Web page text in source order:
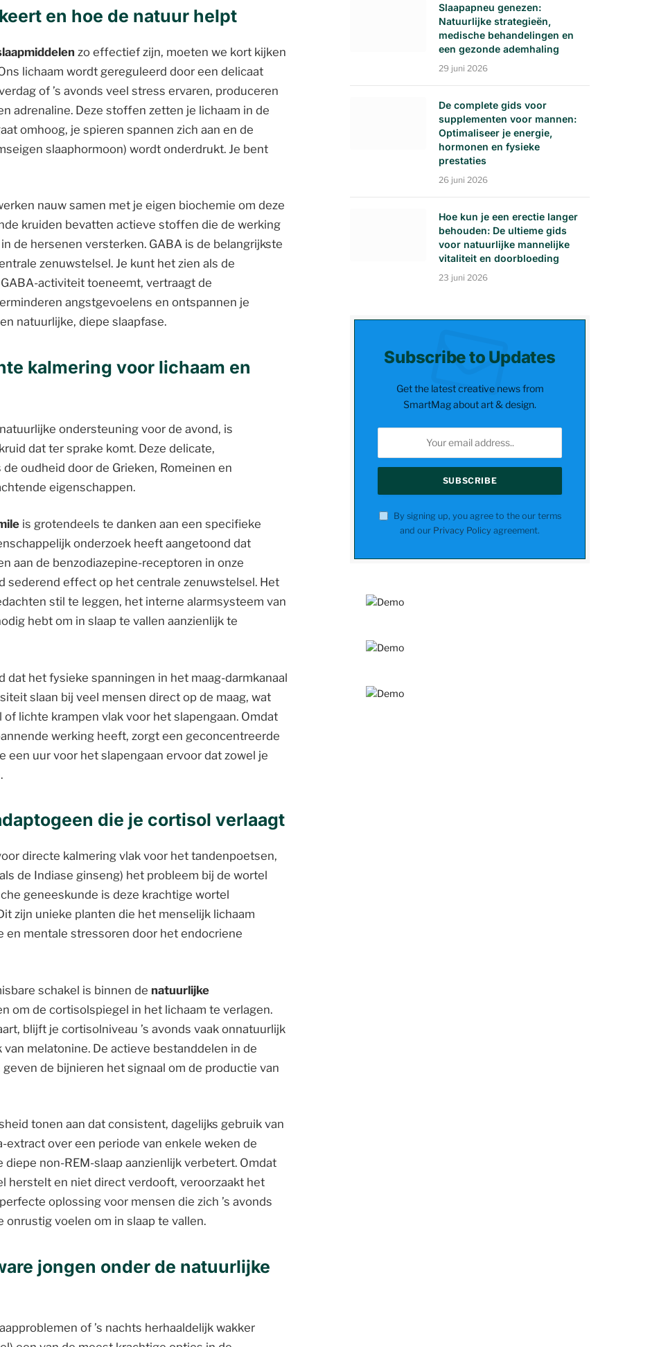
en hoe de natuur helpt
zo effectief zijn, moeten we kort kijken
lichaam wordt gereguleerd door een delicaat
of ’s avonds veel stress ervaren, produceren
adrenaline. Deze stoffen zetten je lichaam in de
omhoog, je spieren spannen zich aan en de
slaaphormoon) wordt onderdrukt. Je bent
nauw samen met je eigen biochemie om deze
kruiden bevatten actieve stoffen die de werking
de hersenen versterken. GABA is de belangrijkste
zenuwstelsel. Je kunt het zien als de
activiteit toeneemt, vertraagt de
angstgevoelens en ontspannen je
natuurlijke, diepe slaapfase.
kalmering voor lichaam en
ondersteuning voor de avond, is
dat ter sprake komt. Deze delicate,
oudheid door de Grieken, Romeinen en
eigenschappen.
is grotendeels te danken aan een specifieke
onderzoek heeft aangetoond dat
aan de benzodiazepine-receptoren in onze
sederend effect op het centrale zenuwstelsel. Het
stil te leggen, het interne alarmsysteem van
hebt om in slaap te vallen aanzienlijk te
dat het fysieke spanningen in het maag-darmkanaal
slaan bij veel mensen direct op de maag, wat
lichte krampen vlak voor het slapengaan. Omdat
werking heeft, zorgt een geconcentreerde
een uur voor het slapengaan ervoor dat zowel je
die je cortisol verlaagt
directe kalmering vlak voor het tandenpoetsen,
de Indiase ginseng) het probleem bij de wortel
geneeskunde is deze krachtige wortel
zijn unieke planten die het menselijk lichaam
en mentale stressoren door het endocriene
schakel is binnen de natuurlijke
om de cortisolspiegel in het lichaam te verlagen.
blijft je cortisolniveau ’s avonds vaak onnatuurlijk
melatonine. De actieve bestanddelen in de
de bijnieren het signaal om de productie van
tonen aan dat consistent, dagelijks gebruik van
extract over een periode van enkele weken de
non-REM-slaap aanzienlijk verbetert. Omdat
herstelt en niet direct verdooft, veroorzaakt het
oplossing voor mensen die zich ’s avonds
voelen om in slaap te vallen.
jongen onder de natuurlijke
of ’s nachts herhaaldelijk wakker
Slaapapneu genezen:
Natuurlijke strategieën,
medische behandelingen en
een gezonde ademhaling
29 juni 2026
De complete gids voor
supplementen voor mannen:
Optimaliseer je energie,
hormonen en fysieke
prestaties
26 juni 2026
Hoe kun je een erectie langer
behouden: De ultieme gids
voor natuurlijke mannelijke
vitaliteit en doorbloeding
23 juni 2026
Subscribe to Updates
Get the latest creative news from
SmartMag about art & design.
By signing up, you agree to the our terms
and our Privacy Policy agreement.